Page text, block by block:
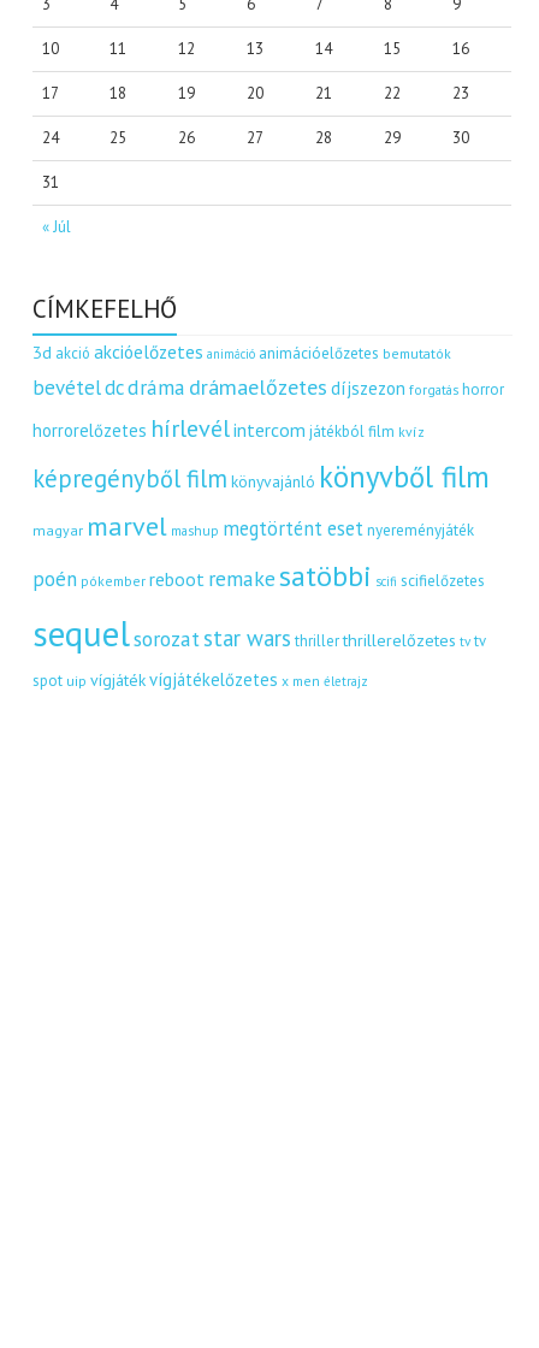
« Júl
3 4 5 6 7 8 9
10 11 12 13 14 15 16
17 18 19 20 21 22 23
24 25 26 27 28 29 30
31
CÍMKEFELHŐ
3d akció akcióelőzetes animáció animációelőzetes bemutatók
bevételdcdráma drámaelőzetes díjszezon forgatás horror
horrorelőzetes hírlevélintercom játékból film kvíz
képregényből film könyvajánló könyvből film
magyar marvel mashup megtörtént eset nyereményjáték
poén pókember reboot remakesatöbbi scifi scifielőzetes
sequelsorozatstar wars thriller thrillerelőzetes tv tv
spot uip vígjátékvígjátékelőzetes x men életrajz